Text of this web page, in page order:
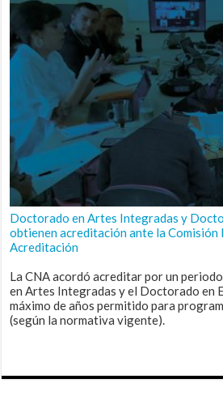
Doctorado en Artes Integradas y
obtienen acreditación ante la Comisión
Acreditación
La CNA acordó acreditar por un
en Artes Integradas y el Doctorado en
máximo de años permitido para
(según la normativa vigente).